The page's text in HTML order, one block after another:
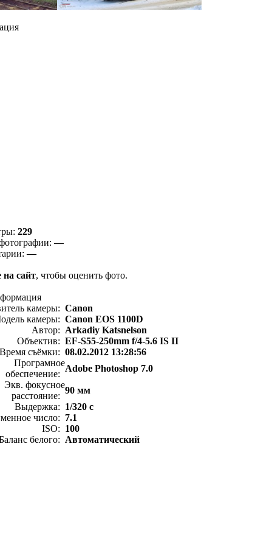
229
—
—
на сайт, чтобы оценить фото.
камеры: Canon
камеры: Canon EOS 1100D
Автор: Arkadiy Katsnelson
Объектив: EF-S55-250mm f/4-5.6 IS II
Время съёмки: 08.02.2012 13:28:56
Програмное
обеспечение:
Adobe Photoshop 7.0
Экв. фокусное
расстояние:
90 мм
Выдержка: 1/320 с
число: 7.1
ISO: 100
белого: Автоматический